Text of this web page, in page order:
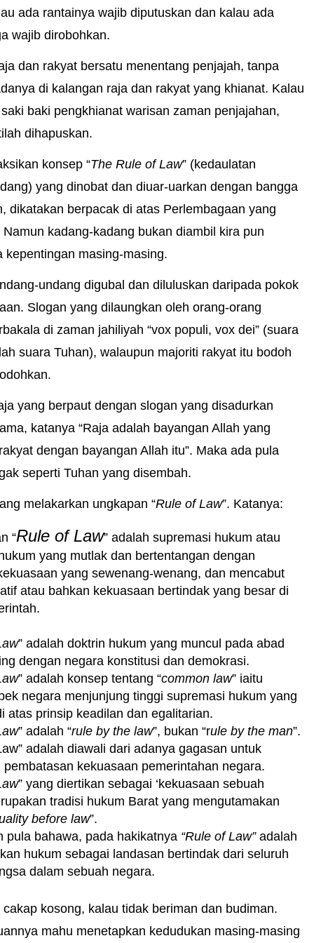
ada rantainya wajib diputuskan dan kalau ada
wajib dirobohkan.
dan rakyat bersatu menentang penjajah, tanpa
di kalangan raja dan rakyat yang khianat. Kalau
baki pengkhianat warisan zaman penjajahan,
dihapuskan.
konsep “The Rule of Law” (kedaulatan
yang dinobat dan diuar-uarkan dengan bangga
dikatakan berpacak di atas Perlembagaan yang
kadang-kadang bukan diambil kira pun
kepentingan masing-masing.
undang digubal dan diluluskan daripada pokok
Slogan yang dilaungkan oleh orang-orang
di zaman jahiliyah “vox populi, vox dei” (suara
suara Tuhan), walaupun majoriti rakyat itu bodoh
yang berpaut dengan slogan yang disadurkan
katanya “Raja adalah bayangan Allah yang
dengan bayangan Allah itu”. Maka ada pula
seperti Tuhan yang disembah.
melakarkan ungkapan “Rule of Law”. Katanya:
“Rule of Law” adalah supremasi hukum atau
yang mutlak dan bertentangan dengan
yang sewenang-wenang, dan mencabut
atau bahkan kekuasaan bertindak yang besar di
” adalah doktrin hukum yang muncul pada abad
dengan negara konstitusi dan demokrasi.
” adalah konsep tentang “common law” iaitu
negara menjunjung tinggi supremasi hukum yang
atas prinsip keadilan dan egalitarian.
” adalah “rule by the law”, bukan “rule by the man”.
adalah diawali dari adanya gagasan untuk
pembatasan kekuasaan pemerintahan negara.
” yang diertikan sebagai ‘kekuasaan sebuah
tradisi hukum Barat yang mengutamakan
before law”.
pula bahawa, pada hakikatnya “Rule of Law”adalah
hukum sebagai landasan bertindak dari seluruh
dalam sebuah negara.
kosong, kalau tidak beriman dan budiman.
mahu menetapkan kedudukan masing-masing